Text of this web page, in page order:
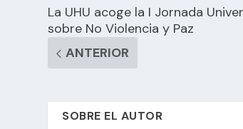
La UHU acoge la I Jornada
sobre No Violencia y Paz
ANTERIOR
SOBRE EL AUTOR